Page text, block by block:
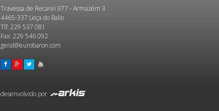
Travessa de Recarei 977 - Armazém 3
4465-337 Leça do Balio
Tlf: 229 537 081
Fax: 229 546 092
geral@eurobaron.com
desenvolvido por